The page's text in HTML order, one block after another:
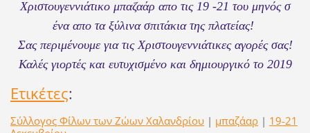
Χριστουγεννιάτικο μπαζαάρ απο τις 19 -21 του μηνός σ
ένα απο τα ξύλινα σπιτάκια της πλατείας!
Σας περιμένουμε για τις Χριστουγεννιάτικες αγορές σας!
Καλές γιορτές και ευτυχισμένο και δημιουργικό το 2019
Ετικέτες:
Σύλλογος Φίλων των Ζώων Χαλανδρίου | μπαζάαρ | 19-21